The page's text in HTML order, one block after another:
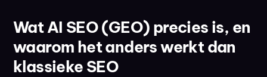
Wat AI SEO (GEO) precies is, en
waarom het anders werkt dan
klassieke SEO